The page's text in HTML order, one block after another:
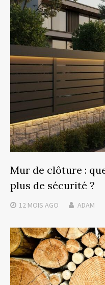
Mur de clôture :
plus de sécurité ?
12 MOIS AGO ADAM